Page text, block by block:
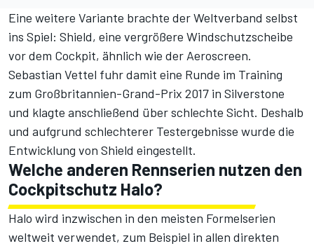
Eine weitere Variante brachte der Weltverband selbst
ins Spiel: Shield, eine vergrößere Windschutzscheibe
vor dem Cockpit, ähnlich wie der Aeroscreen.
Sebastian Vettel fuhr damit eine Runde im Training
zum Großbritannien-Grand-Prix 2017 in Silverstone
und klagte anschließend über schlechte Sicht. Deshalb
und aufgrund schlechterer Testergebnisse wurde die
Entwicklung von Shield eingestellt.
Welche anderen Rennserien nutzen den
Cockpitschutz Halo?
Halo wird inzwischen in den meisten Formelserien
weltweit verwendet, zum Beispiel in allen direkten